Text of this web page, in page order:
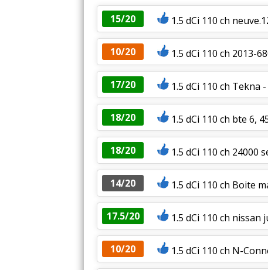
15/20
1.5 dCi 110 ch
10/20 1.5 dCi 110 ch 2013-
17/20 1.5 dCi 110 ch Tekna
18/20 1.5 dCi 110 ch bte 6,
18/20 1.5 dCi 110 ch 24000
14/20 1.5 dCi 110 ch Boite
17.5/20 1.5 dCi 110 ch
10/20 1.5 dCi 110 ch N-